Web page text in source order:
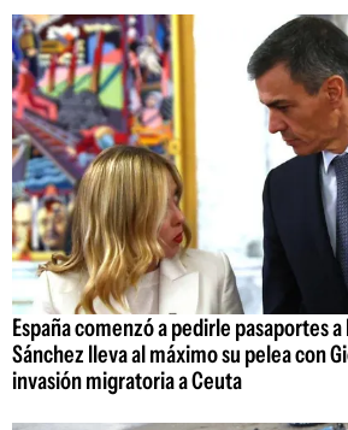
España comenzó a pedirle pasaportes
Sánchez lleva al máximo su pelea con
invasión migratoria a Ceuta